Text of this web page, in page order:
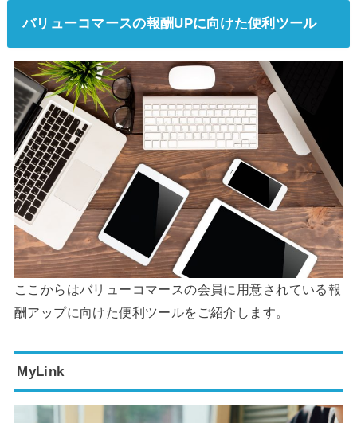
バリューコマースの報酬UPに向けた便利ツール
ここからはバリューコマースの会員に用意されている報
酬アップに向けた便利ツールをご紹介します。
MyLink